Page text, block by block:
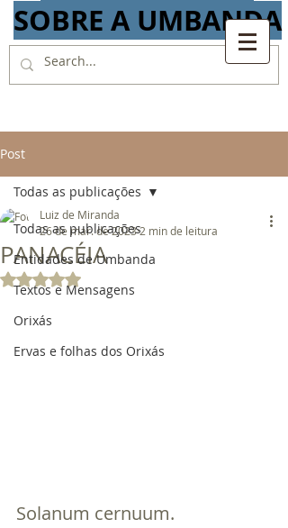
SOBRE A UMBANDA
Post
Todas as publicações
Entidades de Umbanda
Textos e Mensagens
Orixás
Ervas e folhas dos Orixás
Todas as publicações
PANACÉIA
Luiz de Miranda
26 de mar. de 20232 min de leitura
Avaliado com NaN de 5 estrelas.
Solanum cernuum.